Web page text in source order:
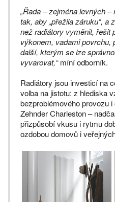
„Řada – zejména levných
tak, aby „přežila záruku“,
než radiátory vyměnit, řešit
výkonem, vadami povrchu,
další, kterým se lze
vyvarovat,“míní odborník.
Radiátory jsou investicí na
volba na jistotu: z hlediska
bezproblémového provozu
Zehnder Charleston –
přizpůsobí vkusu i rytmu
ozdobou domovů i